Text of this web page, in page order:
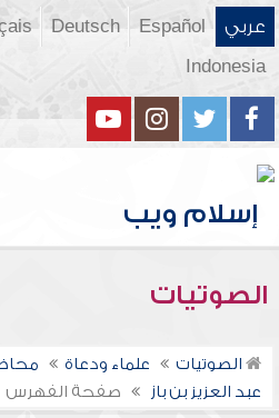
عربي Español
Deutsch
Indonesia
الصوتيات
الصوتيات علماء ودعاة
عبد العزيز بن باز
صفحة الفهرس